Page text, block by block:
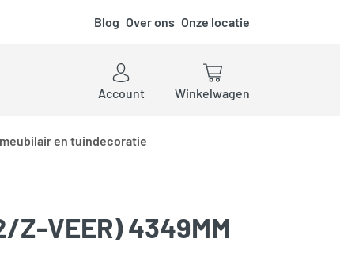
Blog Over ons Onze locatie
Account
Winkelwagen
en tuindecoratie
Z-VEER) 4349MM